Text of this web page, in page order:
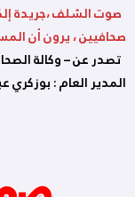
صوت الشلف ،جريدة
صحافيين ، يرون أن
المدير العام : بوزكري